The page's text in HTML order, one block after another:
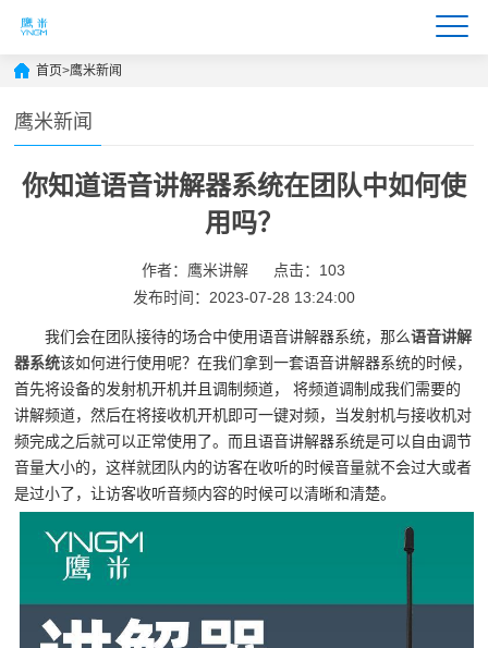
首页>鹰米新闻
鹰米新闻
你知道语音讲解器系统在团队中如何使
用吗？
作者：鹰米讲解
点击：103
发布时间：2023-07-28 13:24:00
我们会在团队接待的场合中使用语音讲解器系统，那么语音讲解
器系统该如何进行使用呢？在我们拿到一套语音讲解器系统的时候，
首先将设备的发射机开机并且调制频道， 将频道调制成我们需要的
讲解频道，然后在将接收机开机即可一键对频，当发射机与接收机对
频完成之后就可以正常使用了。而且语音讲解器系统是可以自由调节
音量大小的，这样就团队内的访客在收听的时候音量就不会过大或者
是过小了，让访客收听音频内容的时候可以清晰和清楚。